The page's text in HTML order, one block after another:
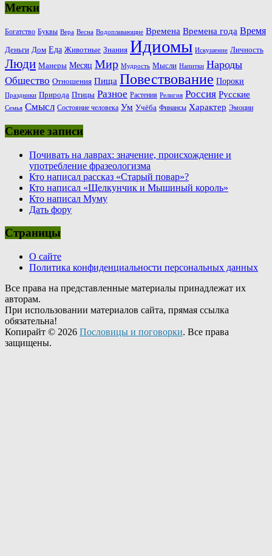
Метки
Богатство Буквы Вера Весна Водоплавающие Времена Времена года Время
Деньги Дом Еда Животные Знания Идиомы Искушение Личность
Люди Манеры Месяц Мир Мудрость Мысли Напитки Народы
Общество Отношения Пища Повествование Пороки
Праздники Природа Птицы Разное Растения Религия Россия Русские
Семья Смысл Состояние человека Ум Учёба Финансы Характер Эмоции
Свежие записи
Почивать на лаврах: значение, происхождение и
употребление фразеологизма
Кто написал рассказ «Старый повар»?
Кто написал «Щелкунчик и Мышиный король»
Кто написал Муму
Дать фору
Страницы
О сайте
Политика конфиденциальности персональных данных
Все права на представленные материалы принадлежат их
авторам.
При использовании материалов сайта, прямая ссылка
обязательна!
Копирайт © 2026 Пословицы и поговорки. Все права
защищены.